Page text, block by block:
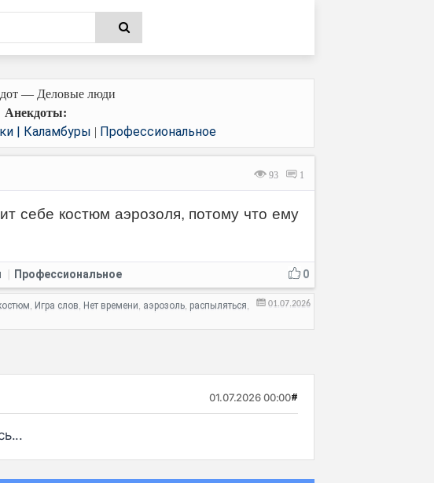
— Деловые люди
Анекдоты:
| Каламбуры | Профессиональное
93 1
себе костюм аэрозоля, потому что ему
0
Профессиональное
01.07.2026
, Игра слов, Нет времени, аэрозоль, распыляться,
01.07.2026 00:00#